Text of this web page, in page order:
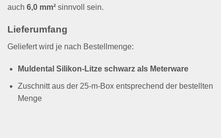
auch 6,0 mm² sinnvoll sein.
Lieferumfang
Geliefert wird je nach Bestellmenge:
Muldental Silikon-Litze schwarz als Meterware
Zuschnitt aus der 25-m-Box entsprechend der bestellten
Menge